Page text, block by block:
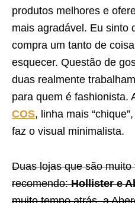
produtos melhores e
mais agradável. Eu sinto
compra um tanto de
esquecer. Questão de
duas realmente
para quem é fashionista.
COS, linha mais
faz o visual minimalista.
Duas lojas que são
recomendo:Hollister e
muito tempo atrás, a